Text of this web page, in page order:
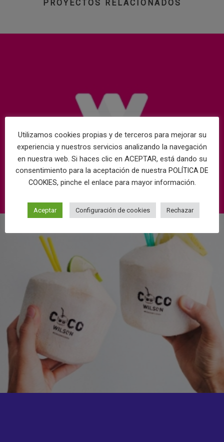
PROYECTOS RELACIONADOS
Utilizamos cookies propias y de terceros para mejorar su
experiencia y nuestros servicios analizando la navegación
en nuestra web. Si haces clic en ACEPTAR, está dando su
consentimiento para la aceptación de nuestra POLÍTICA DE
COOKIES, pinche el enlace para mayor información.
Aceptar Configuración de cookies Rechazar